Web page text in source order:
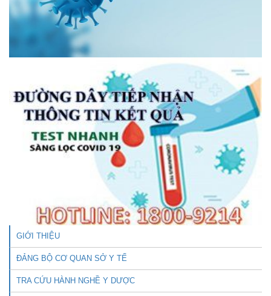
GIỚI THIỆU
ĐẢNG BỘ CƠ QUAN SỞ Y TẾ
TRA CỨU HÀNH NGHỀ Y DƯỢC